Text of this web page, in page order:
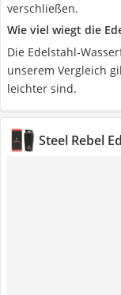
verschließen.
Wie viel wiegt die
Die Edelstahl-
unserem Vergleich
leichter sind.
Steel Rebel